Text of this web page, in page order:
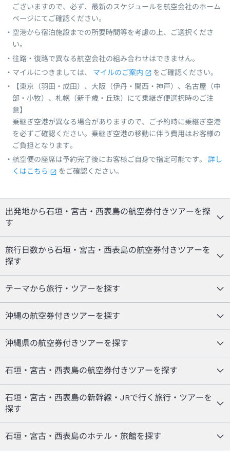
ございますので、必ず、最新のスケジュールを航空会社のホーム
ページにてご確認ください。
空港から宿泊施設までの所要時間等を考慮の上、ご選択くださ
い。
往路・復路で異なる航空会社の組み合わせはできません。
マイルにつきましては、
マイルのご案内
をご確認ください。
【東京（羽田・成田）、大阪（伊丹・関西・神戸）、名古屋（中
部・小牧）、札幌（新千歳・丘珠）にて乗継ぎ便選択時のご注
意】
乗継ぎ空港が異なる場合がありますので、ご予約時に乗継ぎ空港
を必ずご確認ください。乗継ぎ空港の移動に伴う費用はお客様の
ご負担となります。
航空便の座席は予約完了後にお客様ご自身で指定可能です。
詳し
くはこちら
をご確認ください。
出発地から石垣・宮古・西表島の航空券付きツアーを探
す
旅行日数から石垣・宮古・西表島の航空券付きツアーを
探す
テーマから旅行・ツアーを探す
沖縄の航空券付きツアーを探す
沖縄県の航空券付きツアーを探す
石垣・宮古・西表島の航空券付きツアーを探す
石垣・宮古・西表島の新幹線・JRで行く旅行・ツアーを
探す
石垣・宮古・西表島のホテル・旅館を探す